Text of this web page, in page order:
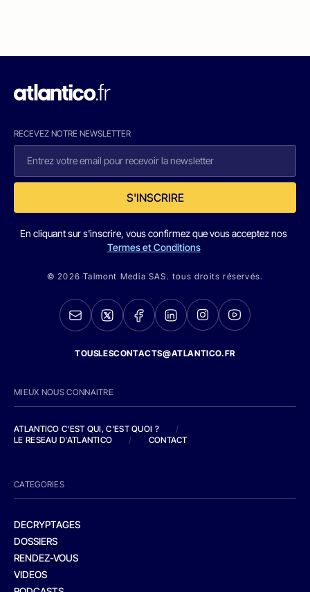
RECEVEZ NOTRE NEWSLETTER
S'INSCRIRE
En cliquant sur s'inscrire, vous confirmez que vous acceptez nos
Termes et Conditions
© 2026 Talmont Media SAS. tous droits réservés.
TOUSLESCONTACTS@ATLANTICO.FR
MIEUX NOUS CONNAITRE
ATLANTICO C'EST QUI, C'EST QUOI ?
/
LE RESEAU D'ATLANTICO
/ CONTACT
CATEGORIES
DECRYPTAGES
DOSSIERS
RENDEZ-VOUS
VIDEOS